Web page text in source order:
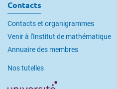
Contacts
Contacts et organigrammes
Venir à l'Institut de mathématique
Annuaire des membres
Nos tutelles